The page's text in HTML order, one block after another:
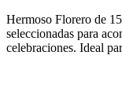
Hermoso Florero de
seleccionadas para
celebraciones. Ideal